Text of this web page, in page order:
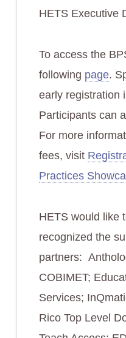
HETS Executive
To access the
following page.
early registration
Participants can
For more
fees, visit
Practices
HETS would like
recognized the
partners:
COBIMET;
Services;
Rico Top Level